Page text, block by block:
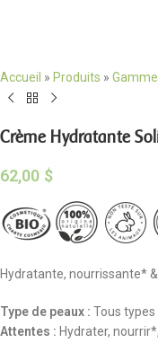
Accueil » Produits »
Crème Hydratante
62,00 $
Hydratante, nourrissante*
Type de peaux : Tous
Attentes : Hydrater,